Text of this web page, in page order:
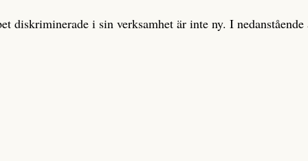
i sin verksamhet är inte ny. I